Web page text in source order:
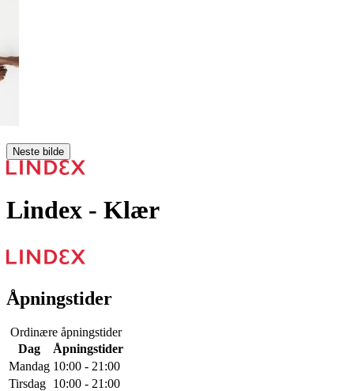
Neste bilde
Lindex - Klær
Åpningstider
Ordinære åpningstider
Dag
Åpningstider
Mandag 10:00 - 21:00
Tirsdag 10:00 - 21:00